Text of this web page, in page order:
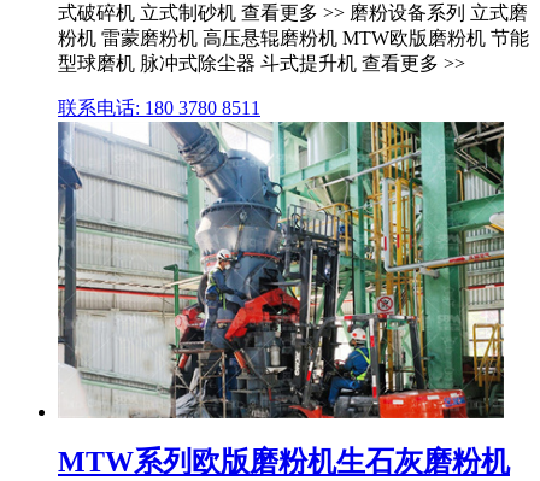
式破碎机 立式制砂机 查看更多 >> 磨粉设备系列 立式磨
粉机 雷蒙磨粉机 高压悬辊磨粉机 MTW欧版磨粉机 节能
型球磨机 脉冲式除尘器 斗式提升机 查看更多 >>
联系电话: 180 3780 8511
MTW系列欧版磨粉机生石灰磨粉机